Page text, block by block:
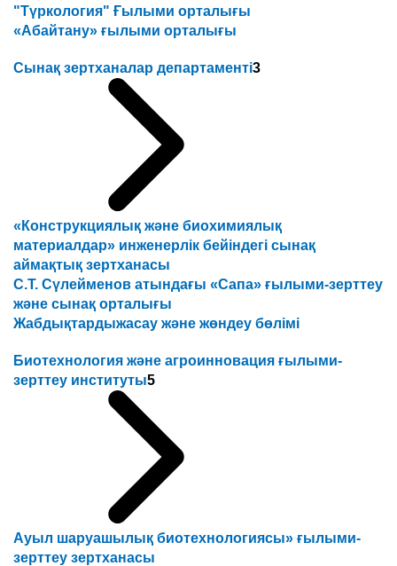
"Түркология" Ғылыми орталығы
«Абайтану» ғылыми орталығы
Сынақ зертханалар департаменті3
«Конструкциялық және биохимиялық
материалдар» инженерлік бейіндегі сынақ
аймақтық зертханасы
С.Т. Сүлейменов атындағы «Сапа» ғылыми-зерттеу
және сынақ орталығы
Жабдықтардыжасау және жөндеу бөлімі
Биотехнология және агроинновация ғылыми-
зерттеу институты5
Ауыл шаруашылық биотехнологиясы» ғылыми-
зерттеу зертханасы